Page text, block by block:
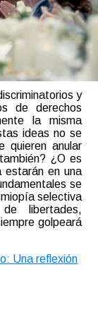
y
de derechos
la misma
ideas no se
quieren anular
¿O es
estarán en una
se
selectiva
libertades,
golpeará
Una reflexión